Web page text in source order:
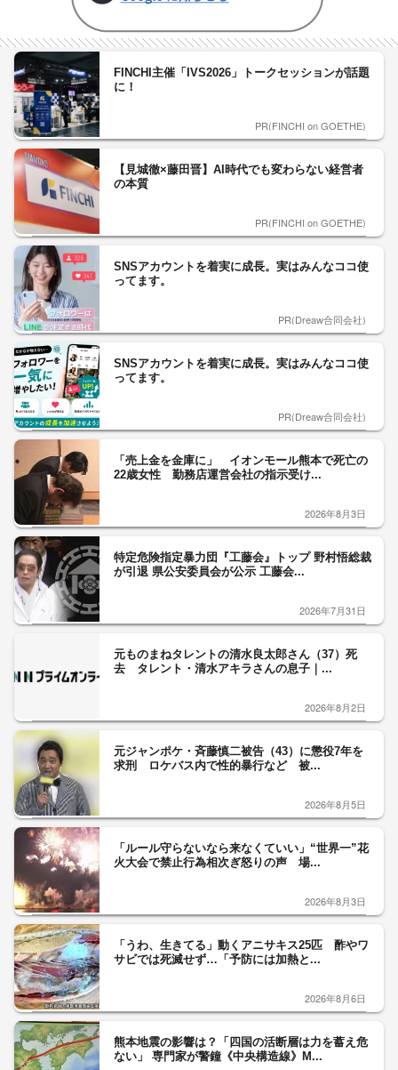
FINCHI主催「IVS2026」トークセッションが話題
に！
PR(FINCHI on GOETHE)
【見城徹×藤田晋】AI時代でも変わらない経営者
の本質
PR(FINCHI on GOETHE)
SNSアカウントを着実に成長。実はみんなココ使
ってます。
PR(Dreaw合同会社)
SNSアカウントを着実に成長。実はみんなココ使
ってます。
PR(Dreaw合同会社)
「売上金を金庫に」 イオンモール熊本で死亡の
22歳女性 勤務店運営会社の指示受け...
2026年8月3日
特定危険指定暴力団『工藤会』トップ 野村悟総裁
が引退 県公安委員会が公示 工藤会...
2026年7月31日
元ものまねタレントの清水良太郎さん（37）死
去 タレント・清水アキラさんの息子｜...
2026年8月2日
元ジャンポケ・斉藤慎二被告（43）に懲役7年を
求刑 ロケバス内で性的暴行など 被...
2026年8月5日
「ルール守らないなら来なくていい」“世界一”花
火大会で禁止行為相次ぎ怒りの声 場...
2026年8月3日
「うわ、生きてる」動くアニサキス25匹 酢やワ
サビでは死滅せず…「予防には加熱と...
2026年8月6日
熊本地震の影響は？「四国の活断層は力を蓄え危
ない」 専門家が警鐘《中央構造線》M...